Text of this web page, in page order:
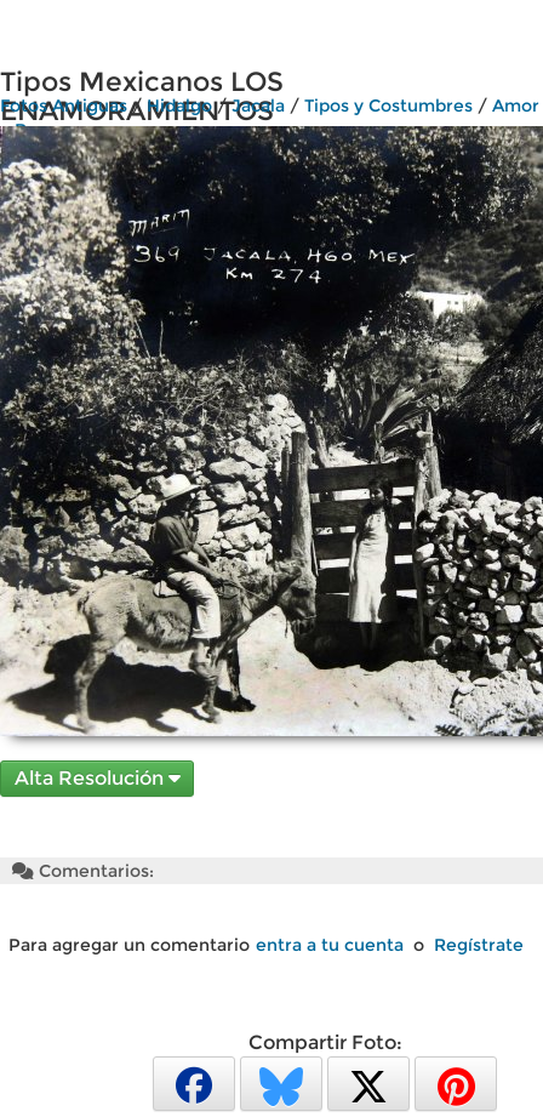
Tipos Mexicanos LOS
ENAMORAMIENTOS
Fotos Antiguas/ Hidalgo/Jacala / Tipos y Costumbres / Amor
y Romance
Alta Resolución
Comentarios:
Para agregar un comentario entra a tu cuenta o Regístrate
Compartir Foto: